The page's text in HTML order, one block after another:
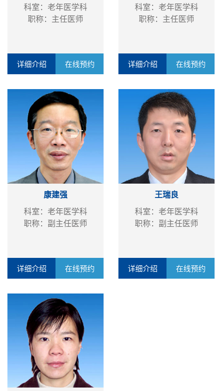
科室：老年医学科
职称：主任医师
详细介绍 在线预约
科室：老年医学科
职称：主任医师
详细介绍 在线预约
康建强
科室：老年医学科
职称：副主任医师
详细介绍 在线预约
王瑞良
科室：老年医学科
职称：副主任医师
详细介绍 在线预约